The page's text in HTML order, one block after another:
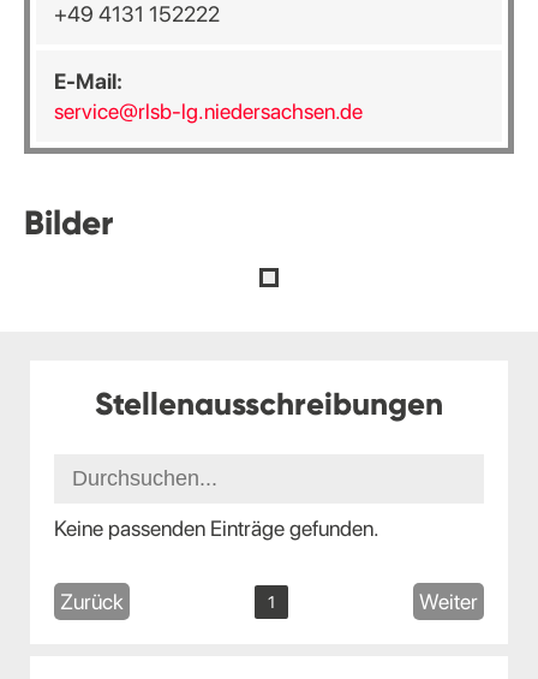
+49 4131 152222
E-Mail:
service@rlsb-lg.niedersachsen.de
Bilder
Stellenausschreibungen
Keine passenden Einträge gefunden.
Zurück 1 Weiter